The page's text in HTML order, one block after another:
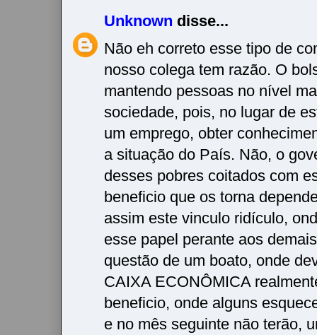
Unknown disse...
Não eh correto esse tipo de
nosso colega tem razão. O
mantendo pessoas no nível
sociedade, pois, no lugar de
um emprego, obter
a situação do País. Não, o
desses pobres coitados com
beneficio que os torna
assim este vinculo ridículo,
esse papel perante aos
questão de um boato, onde
CAIXA ECONÔMICA
beneficio, onde alguns
e no mês seguinte não terão,